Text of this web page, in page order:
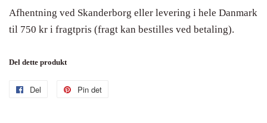
Afhentning ved Skanderborg eller levering i hele Danmark
til 750 kr i fragtpris (fragt kan bestilles ved betaling).
Del dette produkt
Del Pin det